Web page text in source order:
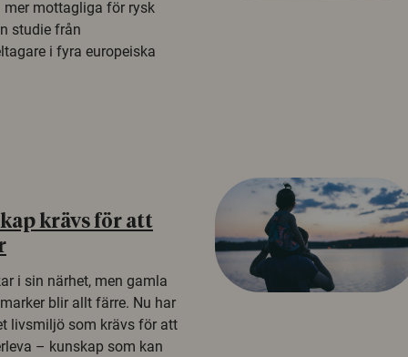
mottagliga för rysk
studie från
i fyra europeiska
krävs för att
i sin närhet, men gamla
blir allt färre. Nu har
livsmiljö som krävs för att
– kunskap som kan